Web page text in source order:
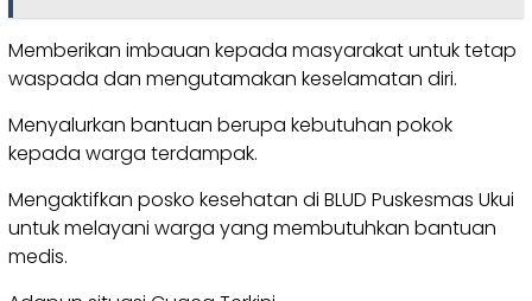
Memberikan imbauan kepada masyarakat untuk tetap
waspada dan mengutamakan keselamatan diri.
Menyalurkan bantuan berupa kebutuhan pokok
kepada warga terdampak.
Mengaktifkan posko kesehatan di BLUD Puskesmas Ukui
untuk melayani warga yang membutuhkan bantuan
medis.